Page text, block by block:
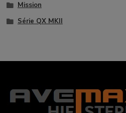
Mission
Série QX MKII